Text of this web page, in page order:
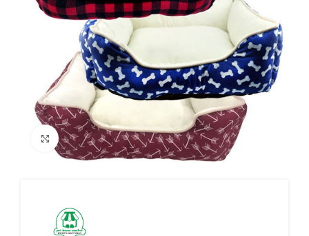
Click to enlarge